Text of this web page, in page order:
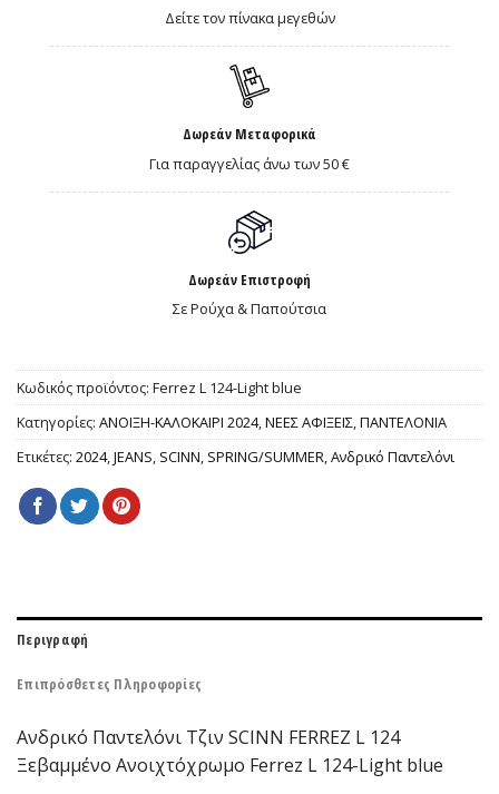
Δείτε τον πίνακα μεγεθών
Δωρεάν Μεταφορικά
Για παραγγελίας άνω των 50 €
Δωρεάν Επιστροφή
Σε Ρούχα & Παπούτσια
Κωδικός προϊόντος: Ferrez L 124-Light blue
Κατηγορίες: ΑΝΟΙΞΗ-ΚΑΛΟΚΑΙΡΙ 2024,ΝΕΕΣ ΑΦΙΞΕΙΣ,ΠΑΝΤΕΛΟΝΙΑ
Ετικέτες: 2024,JEANS, SCINN, SPRING/SUMMER,Ανδρικό Παντελόνι
Περιγραφή
Επιπρόσθετες Πληροφορίες
Ανδρικό Παντελόνι Τζιν SCINN FERREZ L 124
Ξεβαμμένο Ανοιχτόχρωμο Ferrez L 124-Light blue